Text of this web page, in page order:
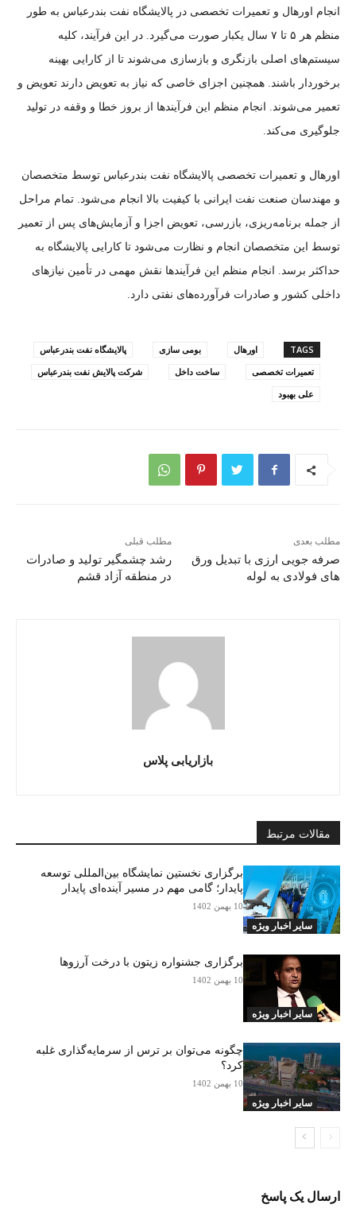
انجام اورهال و تعمیرات تخصصی در پالایشگاه نفت بندرعباس به طور
منظم هر ۵ تا ۷ سال یکبار صورت می‌گیرد. در این فرآیند، کلیه
سیستم‌های اصلی بازنگری و بازسازی می‌شوند تا از کارایی بهینه
برخوردار باشند. همچنین اجزای خاصی که نیاز به تعویض دارند تعویض و
تعمیر می‌شوند. انجام منظم این فرآیندها از بروز خطا و وقفه در تولید
جلوگیری می‌کند.
اورهال و تعمیرات تخصصی پالایشگاه نفت بندرعباس توسط متخصصان
و مهندسان صنعت نفت ایرانی با کیفیت بالا انجام می‌شود. تمام مراحل
از جمله برنامه‌ریزی، بازرسی، تعویض اجزا و آزمایش‌های پس از تعمیر
توسط این متخصصان انجام و نظارت می‌شود تا کارایی پالایشگاه به
حداکثر برسد. انجام منظم این فرآیندها نقش مهمی در تأمین نیازهای
داخلی کشور و صادرات فرآورده‌های نفتی دارد.
TAGS اورهال بومی سازی
پالایشگاه نفت بندرعباس
تعمیرات تخصصی
ساخت داخل
شرکت پالایش نفت بندرعباس
علی بهبود
مطلب قبلی
رشد چشمگیر تولید و صادرات
در منطقه آزاد قشم
مطلب بعدی
صرفه جویی ارزی با تبدیل ورق
های فولادی به لوله
بازاریابی پلاس
مقالات مرتبط
سایر اخبار ویژه
برگزاری نخستین نمایشگاه بین‌المللی توسعه
پایدار؛ گامی مهم در مسیر آینده‌ای پایدار
10 بهمن 1402
سایر اخبار ویژه
برگزاری جشنواره زیتون با درخت آرزوها
10 بهمن 1402
سایر اخبار ویژه
چگونه می‌توان بر ترس از سرمایه‌گذاری غلبه
کرد؟
10 بهمن 1402
ارسال یک پاسخ